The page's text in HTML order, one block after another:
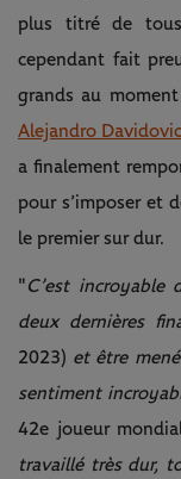
plus titré de
cependant fait
grands au
Alejandro
a finalement
pour s’imposer et
le premier sur dur.
"C’est incroyable
deux dernières
2023) et être
sentiment
42e joueur
travaillé très dur,